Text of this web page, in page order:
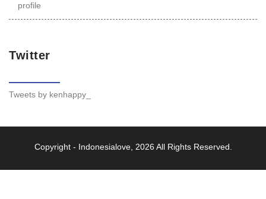
profile
Twitter
Tweets by kenhappy_
Copyright - Indonesialove, 2026 All Rights Reserved.